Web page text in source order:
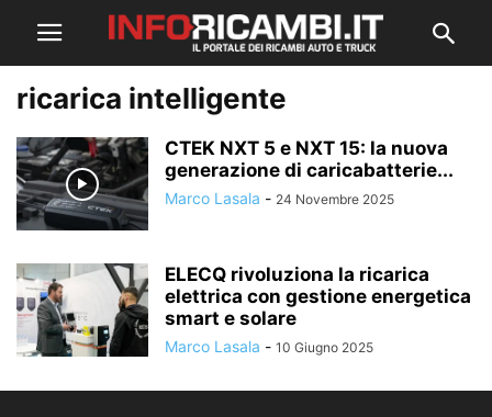
ricarica intelligente
CTEK NXT 5 e NXT 15: la nuova
generazione di caricabatterie...
Marco Lasala - 24 Novembre 2025
ELECQ rivoluziona la ricarica
elettrica con gestione energetica
smart e solare
Marco Lasala - 10 Giugno 2025